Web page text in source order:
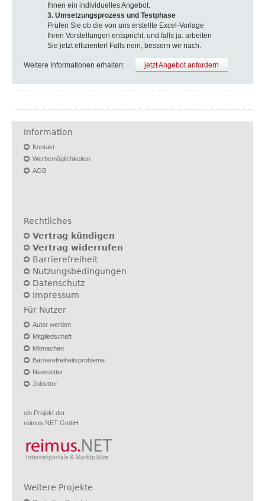
Ihnen ein individuelles Angebot.
3. Umsetzungsprozess und Testphase
Prüfen Sie ob die von uns erstellte Excel-Vorlage
Ihren Vorstellungen entspricht, und falls ja: arbeiten
Sie jetzt effizienter! Falls nein, bessern wir nach.
Weitere Informationen erhalten: jetzt Angebot anfordern
Information
Kontakt
Werbemöglichkeiten
AGB
Rechtliches
Vertrag kündigen
Vertrag widerrufen
Barrierefreiheit
Nutzungsbedingungen
Datenschutz
Impressum
Für Nutzer
Autor werden
Mitgliedschaft
Mitmachen
Barrierefreiheitsprobleme
Newsletter
Jobletter
ein Projekt der
reimus.NET GmbH
Weitere Projekte